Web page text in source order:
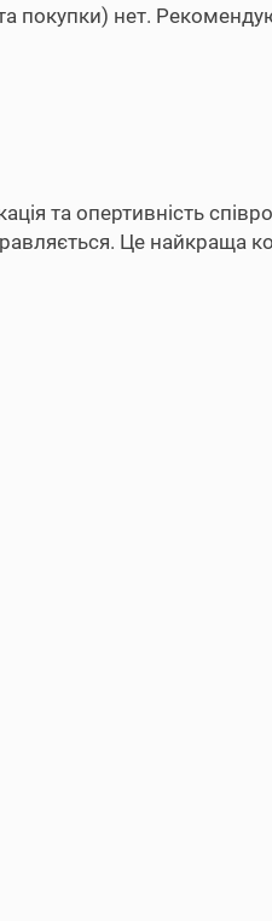
покупки) нет.
та опертивність
Це найкраща